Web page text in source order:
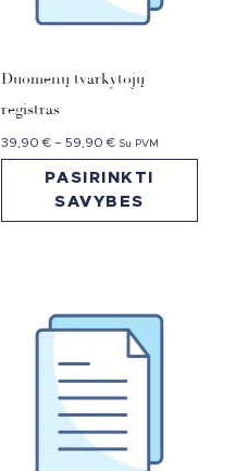
Duomenų tvarkytojų
registras
39,90€ – 59,90€ Su PVM
PASIRINKTI
SAVYBES